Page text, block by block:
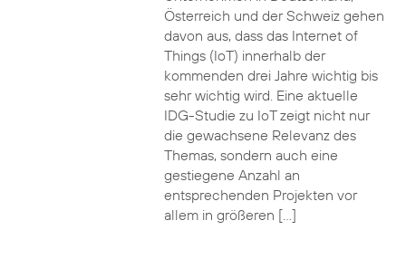
Österreich und der Schweiz gehen
davon aus, dass das Internet of
Things (IoT) innerhalb der
kommenden drei Jahre wichtig bis
sehr wichtig wird. Eine aktuelle
IDG-Studie zu IoT zeigt nicht nur
die gewachsene Relevanz des
Themas, sondern auch eine
gestiegene Anzahl an
entsprechenden Projekten vor
allem in größeren […]